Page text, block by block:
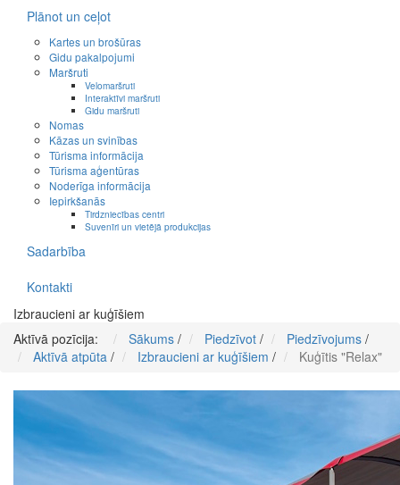
Plānot un ceļot
Kartes un brošūras
Gidu pakalpojumi
Maršruti
Velomaršruti
Interaktīvi maršruti
Gidu maršruti
Nomas
Kāzas un svinības
Tūrisma informācija
Tūrisma aģentūras
Noderīga informācija
Iepirkšanās
Tirdzniecības centri
Suvenīri un vietējā produkcijas
Sadarbība
Kontakti
Izbraucieni ar kuģīšiem
Aktīvā pozīcija:
Sākums / Piedzīvot / Piedzīvojums /
Aktīvā atpūta / Izbraucieni ar kuģīšiem / Kuģītis "Relax"